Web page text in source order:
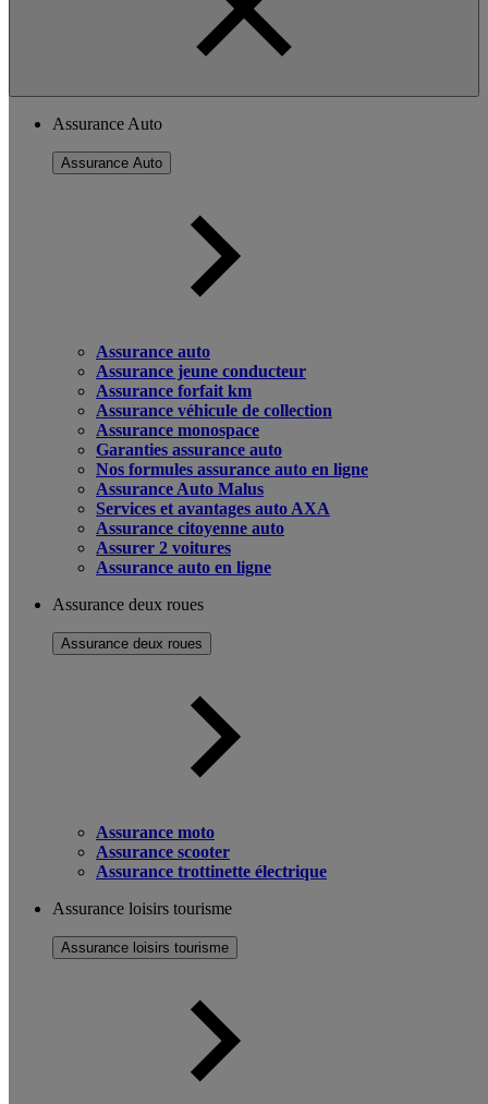
Assurance Auto
Assurance Auto
Assurance auto
Assurance jeune conducteur
Assurance forfait km
Assurance véhicule de collection
Assurance monospace
Garanties assurance auto
Nos formules assurance auto en ligne
Assurance Auto Malus
Services et avantages auto AXA
Assurance citoyenne auto
Assurer 2 voitures
Assurance auto en ligne
Assurance deux roues
Assurance deux roues
Assurance moto
Assurance scooter
Assurance trottinette électrique
Assurance loisirs tourisme
Assurance loisirs tourisme